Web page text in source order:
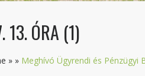
13. ÓRA (1)
» » Meghívó Ügyrendi és Pénzügyi